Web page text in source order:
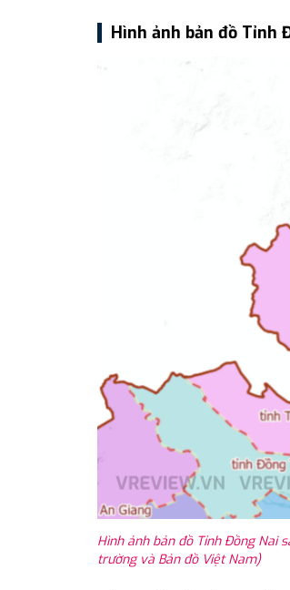
Hình ảnh bản đồ Tỉnh
Hình ảnh bản đồ Tỉnh Đồng Nai
trường và Bản đồ Việt Nam)